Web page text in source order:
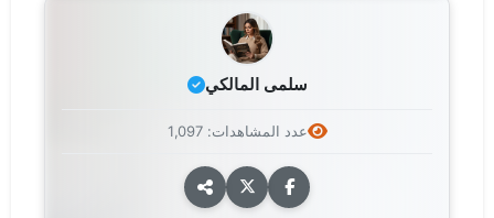
سلمى المالكي
عدد المشاهدات: 1,097